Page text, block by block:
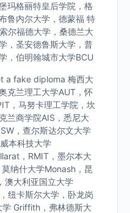
玛格丽特皇后学院，格
鲁内尔大学，德蒙福 特
尔福德大学，桑德兰大
，圣安德鲁斯大学，普
，伯明翰城市大学BCU
a fake diploma 梅西大
克兰理工大学AUT，怀
，马努卡理工学院，坎
兰商学院AIS，悉尼大
，查尔斯达尔文大学
本科技大学
，RMIT，墨尔本大
纳什大学Monash，昆
澳大利亚国立大学
纽卡斯尔大学，卧龙岗
Griffith，弗林德斯大